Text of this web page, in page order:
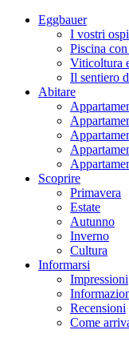
Eggbauer
I vostri
Piscina
Viticoltura
Il sentiero
Abitare
Scoprire
Primavera
Estate
Autunno
Inverno
Cultura
Informarsi
Impressioni
Recensioni
Come